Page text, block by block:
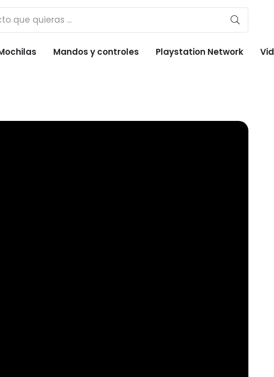
Mandos y controles Playstation Network